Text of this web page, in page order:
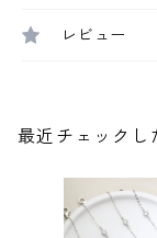
レビュー
最近チェックし